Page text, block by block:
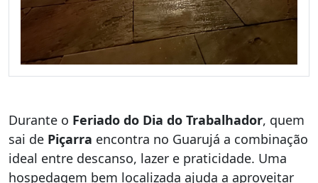
Durante o Feriado do Dia do Trabalhador, quem
sai de Piçarra encontra no Guarujá a combinação
ideal entre descanso, lazer e praticidade. Uma
hospedagem bem localizada ajuda a aproveitar